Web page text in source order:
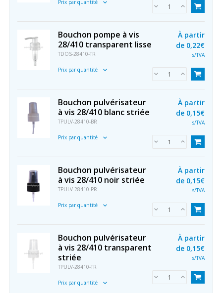
Prix par quantité
Bouchon pompe à vis
28/410 transparent lisse
TDOS-28410-TR
Prix par quantité
À partir
de 0,22€
s/TVA
Bouchon pulvérisateur
à vis 28/410 blanc striée
TPULV-28410-BR
Prix par quantité
À partir
de 0,15€
s/TVA
Bouchon pulvérisateur
à vis 28/410 noir striée
TPULV-28410-PR
Prix par quantité
À partir
de 0,15€
s/TVA
Bouchon pulvérisateur
à vis 28/410 transparent
striée
TPULV-28410-TR
Prix par quantité
À partir
de 0,15€
s/TVA